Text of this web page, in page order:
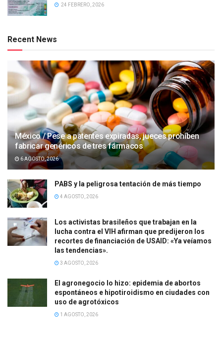
24 FEBRERO, 2026
Recent News
México / Pese a patentes expiradas, jueces prohíben
fabricar genéricos de tres fármacos
6 AGOSTO, 2026
PABS y la peligrosa tentación de más tiempo
4 AGOSTO, 2026
Los activistas brasileños que trabajan en la
lucha contra el VIH afirman que predijeron los
recortes de financiación de USAID: «Ya veíamos
las tendencias».
3 AGOSTO, 2026
El agronegocio lo hizo: epidemia de abortos
espontáneos e hipotiroidismo en ciudades con
uso de agrotóxicos
1 AGOSTO, 2026